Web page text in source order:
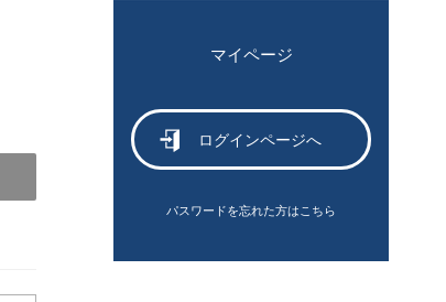
マイページ
ログインページへ
パスワードを忘れた方はこちら